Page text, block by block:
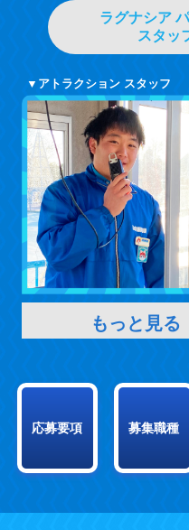
ラグナシア
スタッ
▼アトラクション スタッフ
もっと見る
応募要項 募集職種